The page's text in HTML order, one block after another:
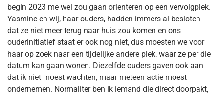
begin 2023 me wel zou gaan orienteren op een vervolgplek.
Yasmine en wij, haar ouders, hadden immers al besloten
dat ze niet meer terug naar huis zou komen en ons
ouderinitiatief staat er ook nog niet, dus moesten we voor
haar op zoek naar een tijdelijke andere plek, waar ze per die
datum kan gaan wonen. Diezelfde ouders gaven ook aan
dat ik niet moest wachten, maar meteen actie moest
ondernemen. Normaliter ben ik iemand die direct doorpakt,